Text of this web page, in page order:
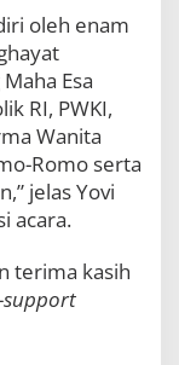
oleh enam
Esa
RI, PWKI,
Wanita
Romo serta
jelas Yovi
acara.
terima kasih
support